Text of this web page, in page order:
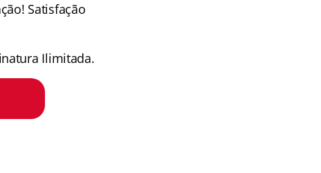
Satisfação
Ilimitada.